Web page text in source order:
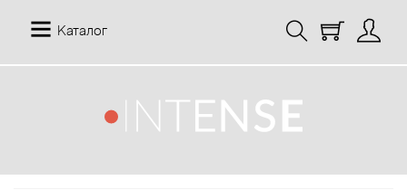
Каталог
12 Parfumeurs Francais
19-69
Отзывы
История заказов